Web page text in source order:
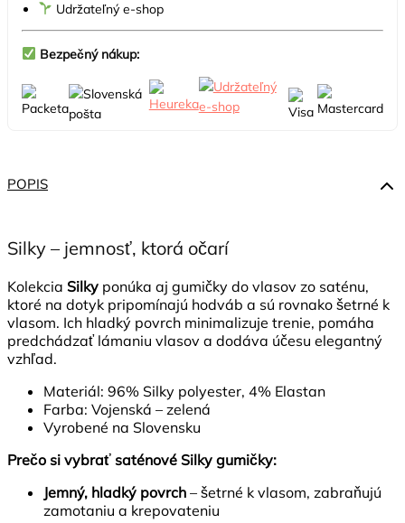
Udržateľný e-shop
Bezpečný nákup:
POPIS
Silky – jemnosť, ktorá očarí
Kolekcia Silky ponúka aj gumičky do vlasov zo saténu,
ktoré na dotyk pripomínajú hodváb a sú rovnako šetrné k
vlasom. Ich hladký povrch minimalizuje trenie, pomáha
predchádzať lámaniu vlasov a dodáva účesu elegantný
vzhľad.
Materiál: 96% Silky polyester, 4% Elastan
Farba: Vojenská – zelená
Vyrobené na Slovensku
Prečo si vybrať saténové Silky gumičky:
Jemný, hladký povrch – šetrné k vlasom, zabraňujú
zamotaniu a krepovateniu